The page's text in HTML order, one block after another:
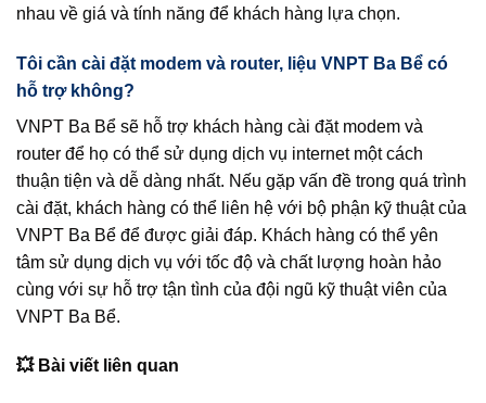
nhau về giá và tính năng để khách hàng lựa chọn.
Tôi cần cài đặt modem và router, liệu VNPT Ba Bể có
hỗ trợ không?
VNPT Ba Bể sẽ hỗ trợ khách hàng cài đặt modem và
router để họ có thể sử dụng dịch vụ internet một cách
thuận tiện và dễ dàng nhất. Nếu gặp vấn đề trong quá trình
cài đặt, khách hàng có thể liên hệ với bộ phận kỹ thuật của
VNPT Ba Bể để được giải đáp. Khách hàng có thể yên
tâm sử dụng dịch vụ với tốc độ và chất lượng hoàn hảo
cùng với sự hỗ trợ tận tình của đội ngũ kỹ thuật viên của
VNPT Ba Bể.
💥 Bài viết liên quan